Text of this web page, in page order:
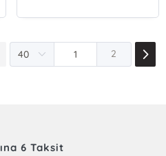
2
6 Taksit